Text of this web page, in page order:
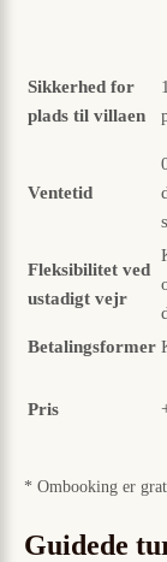
Sikkerhed for
plads til villaen
Ventetid
Fleksibilitet ved
ustadigt vejr
Betalingsformer
Pris
* Ombooking er
Guidede